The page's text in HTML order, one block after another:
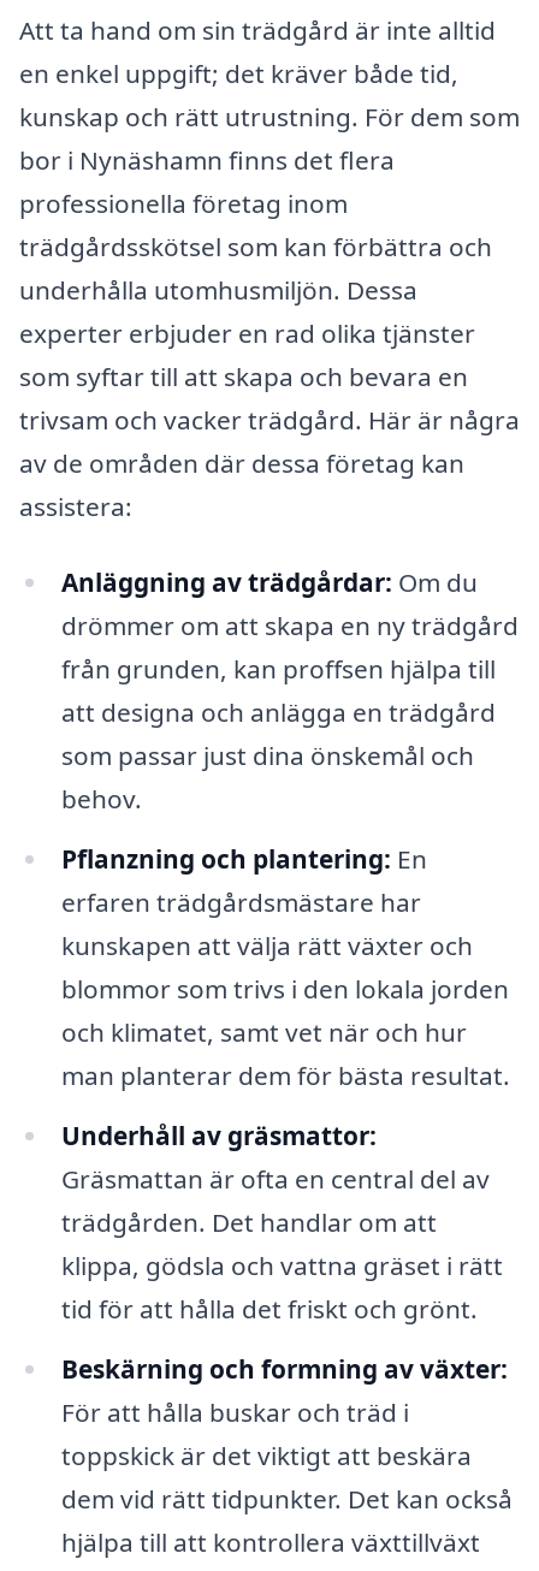
Att ta hand om sin trädgård är inte alltid
en enkel uppgift; det kräver både tid,
kunskap och rätt utrustning. För dem som
bor i Nynäshamn finns det flera
professionella företag inom
trädgårdsskötsel som kan förbättra och
underhålla utomhusmiljön. Dessa
experter erbjuder en rad olika tjänster
som syftar till att skapa och bevara en
trivsam och vacker trädgård. Här är några
av de områden där dessa företag kan
assistera:
Anläggning av trädgårdar: Om du
drömmer om att skapa en ny trädgård
från grunden, kan proffsen hjälpa till
att designa och anlägga en trädgård
som passar just dina önskemål och
behov.
Pflanzning och plantering: En
erfaren trädgårdsmästare har
kunskapen att välja rätt växter och
blommor som trivs i den lokala jorden
och klimatet, samt vet när och hur
man planterar dem för bästa resultat.
Underhåll av gräsmattor:
Gräsmattan är ofta en central del av
trädgården. Det handlar om att
klippa, gödsla och vattna gräset i rätt
tid för att hålla det friskt och grönt.
Beskärning och formning av växter:
För att hålla buskar och träd i
toppskick är det viktigt att beskära
dem vid rätt tidpunkter. Det kan också
hjälpa till att kontrollera växttillväxt